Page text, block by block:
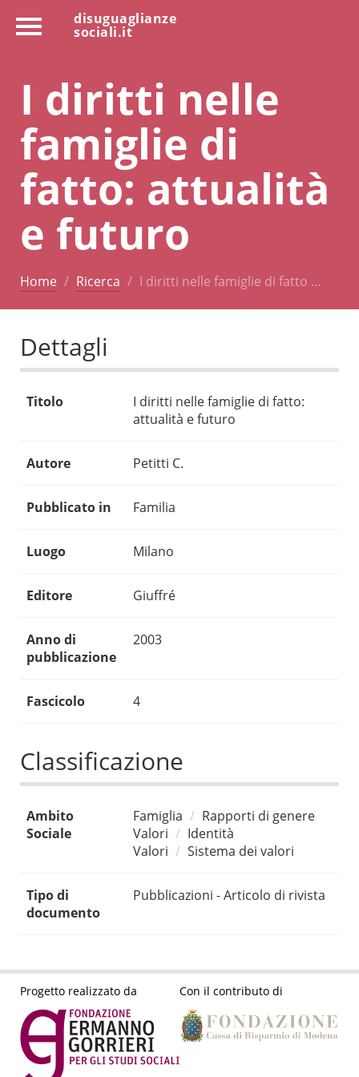
disuguaglianze
sociali.it
I diritti nelle
famiglie di
fatto: attualità
e futuro
Home Ricerca I diritti nelle famiglie di fatto …
Dettagli
Titolo
I diritti nelle famiglie di fatto:
attualità e futuro
Autore Petitti C.
Pubblicato in Familia
Luogo Milano
Editore Giuffré
Anno di
pubblicazione
2003
Fascicolo 4
Classificazione
Ambito
Sociale
Famiglia
Rapporti di genere
Valori
Identità
Valori
Sistema dei valori
Tipo di
documento
Pubblicazioni - Articolo di rivista
Progetto realizzato da Con il contributo di